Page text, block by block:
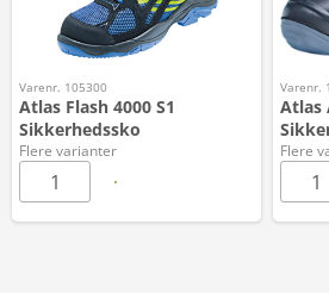
Varenr. 105300
Atlas Flash 4000 S1
Sikkerhedssko
Flere varianter
Varenr.
Atlas
Flere